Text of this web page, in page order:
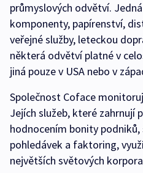
průmyslových odvětví.
komponenty, papírenství,
veřejné služby, leteckou
některá odvětví platné v
jiná pouze v USA nebo v
Společnost Coface
Jejích služeb, které zahrnují
hodnocením bonity podniků,
pohledávek a faktoring,
největších světových